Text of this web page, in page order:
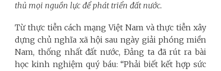
thủ mọi nguồn lực để phát triển đất nước.
Từ thực tiễn cách mạng Việt Nam và thực tiễn xây
dựng chủ nghĩa xã hội sau ngày giải phóng miền
Nam, thống nhất đất nước, Đảng ta đã rút ra bài
học kinh nghiệm quý báu: “Phải biết kết hợp sức